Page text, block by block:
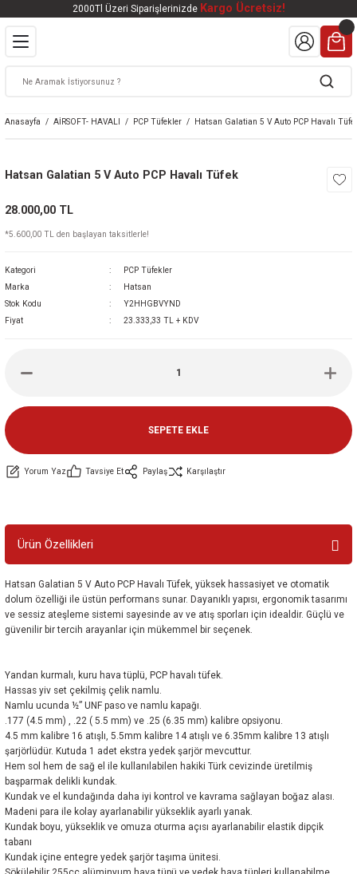
2000Tl Üzeri Siparişlerinizde Kargo Ücretsiz!
Geri Dön
Tüfekleri
Geri Dön
Geri Dön
Geri Dön
Geri Dön
Anasayfa AİRSOFT- HAVALI PCP Tüfekler Hatsan Galatian 5 V Auto PCP Havalı
Hatsan Galatian 5 V Auto PCP Havalı Tüfek
28.000,00 TL
*5.600,00 TL den başlayan taksitlerle!
Kategori
PCP Tüfekler
Marka
Hatsan
Stok Kodu
Y2HHGBVYND
Fiyat
23.333,33 TL + KDV
SEPETE EKLE
Yorum Yaz Tavsiye Et Paylaş Karşılaştır
Ürün Özellikleri
Hatsan Galatian 5 V Auto PCP Havalı Tüfek, yüksek hassasiyet ve otomatik
dolum özelliği ile üstün performans sunar. Dayanıklı yapısı, ergonomik tasarımı
ve sessiz ateşleme sistemi sayesinde av ve atış sporları için idealdir. Güçlü ve
güvenilir bir tercih arayanlar için mükemmel bir seçenek.
Yandan kurmalı, kuru hava tüplü, PCP havalı tüfek.
Hassas yiv set çekilmiş çelik namlu.
Namlu ucunda ½” UNF paso ve namlu kapağı.
.177 (4.5 mm) , .22 ( 5.5 mm) ve .25 (6.35 mm) kalibre opsiyonu.
4.5 mm kalibre 16 atışlı, 5.5mm kalibre 14 atışlı ve 6.35mm kalibre 13 atışlı
şarjörlüdür. Kutuda 1 adet ekstra yedek şarjör mevcuttur.
Hem sol hem de sağ el ile kullanılabilen hakiki Türk cevizinde üretilmiş
başparmak delikli kundak.
Kundak ve el kundağında daha iyi kontrol ve kavrama sağlayan boğaz alası.
Madeni para ile kolay ayarlanabilir yükseklik ayarlı yanak.
Kundak boyu, yükseklik ve omuza oturma açısı ayarlanabilir elastik dipçik
tabanı
Kundak içine entegre yedek şarjör taşıma ünitesi.